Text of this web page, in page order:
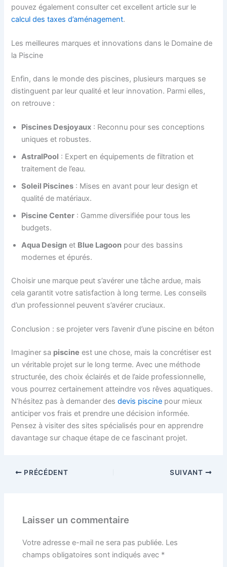
pouvez également consulter cet excellent article sur le
calcul des taxes d’aménagement.
Les meilleures marques et innovations dans le Domaine de
la Piscine
Enfin, dans le monde des piscines, plusieurs marques se
distinguent par leur qualité et leur innovation. Parmi elles,
on retrouve :
Piscines Desjoyaux : Reconnu pour ses conceptions
uniques et robustes.
AstralPool : Expert en équipements de filtration et
traitement de l’eau.
Soleil Piscines : Mises en avant pour leur design et
qualité de matériaux.
Piscine Center : Gamme diversifiée pour tous les
budgets.
Aqua Design et Blue Lagoon pour des bassins
modernes et épurés.
Choisir une marque peut s’avérer une tâche ardue, mais
cela garantit votre satisfaction à long terme. Les conseils
d’un professionnel peuvent s’avérer cruciaux.
Conclusion : se projeter vers l’avenir d’une piscine en béton
Imaginer sa piscine est une chose, mais la concrétiser est
un véritable projet sur le long terme. Avec une méthode
structurée, des choix éclairés et de l’aide professionnelle,
vous pourrez certainement atteindre vos rêves aquatiques.
N’hésitez pas à demander desdevis piscine pour mieux
anticiper vos frais et prendre une décision informée.
Pensez à visiter des sites spécialisés pour en apprendre
davantage sur chaque étape de ce fascinant projet.
PRÉCÉDENT SUIVANT
Laisser un commentaire
Votre adresse e-mail ne sera pas publiée. Les
champs obligatoires sont indiqués avec *